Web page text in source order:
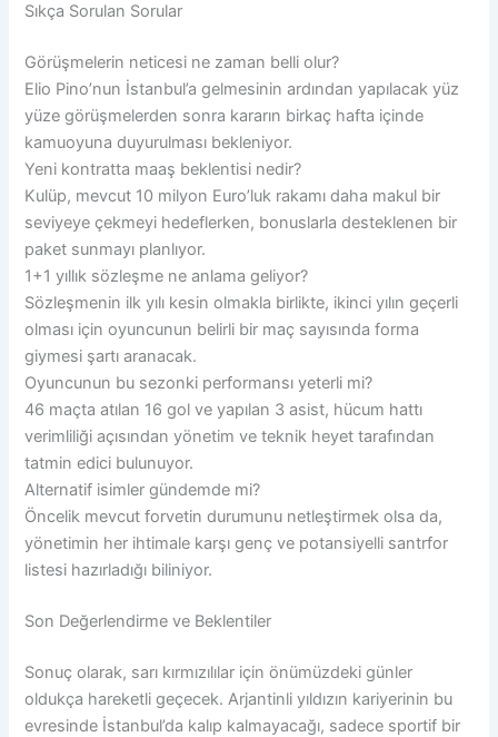
Sıkça Sorulan Sorular
Görüşmelerin neticesi ne zaman belli olur?
Elio Pino’nun İstanbul’a gelmesinin ardından yapılacak yüz
yüze görüşmelerden sonra kararın birkaç hafta içinde
kamuoyuna duyurulması bekleniyor.
Yeni kontratta maaş beklentisi nedir?
Kulüp, mevcut 10 milyon Euro’luk rakamı daha makul bir
seviyeye çekmeyi hedeflerken, bonuslarla desteklenen bir
paket sunmayı planlıyor.
1+1 yıllık sözleşme ne anlama geliyor?
Sözleşmenin ilk yılı kesin olmakla birlikte, ikinci yılın geçerli
olması için oyuncunun belirli bir maç sayısında forma
giymesi şartı aranacak.
Oyuncunun bu sezonki performansı yeterli mi?
46 maçta atılan 16 gol ve yapılan 3 asist, hücum hattı
verimliliği açısından yönetim ve teknik heyet tarafından
tatmin edici bulunuyor.
Alternatif isimler gündemde mi?
Öncelik mevcut forvetin durumunu netleştirmek olsa da,
yönetimin her ihtimale karşı genç ve potansiyelli santrfor
listesi hazırladığı biliniyor.
Son Değerlendirme ve Beklentiler
Sonuç olarak, sarı kırmızılılar için önümüzdeki günler
oldukça hareketli geçecek. Arjantinli yıldızın kariyerinin bu
evresinde İstanbul’da kalıp kalmayacağı, sadece sportif bir